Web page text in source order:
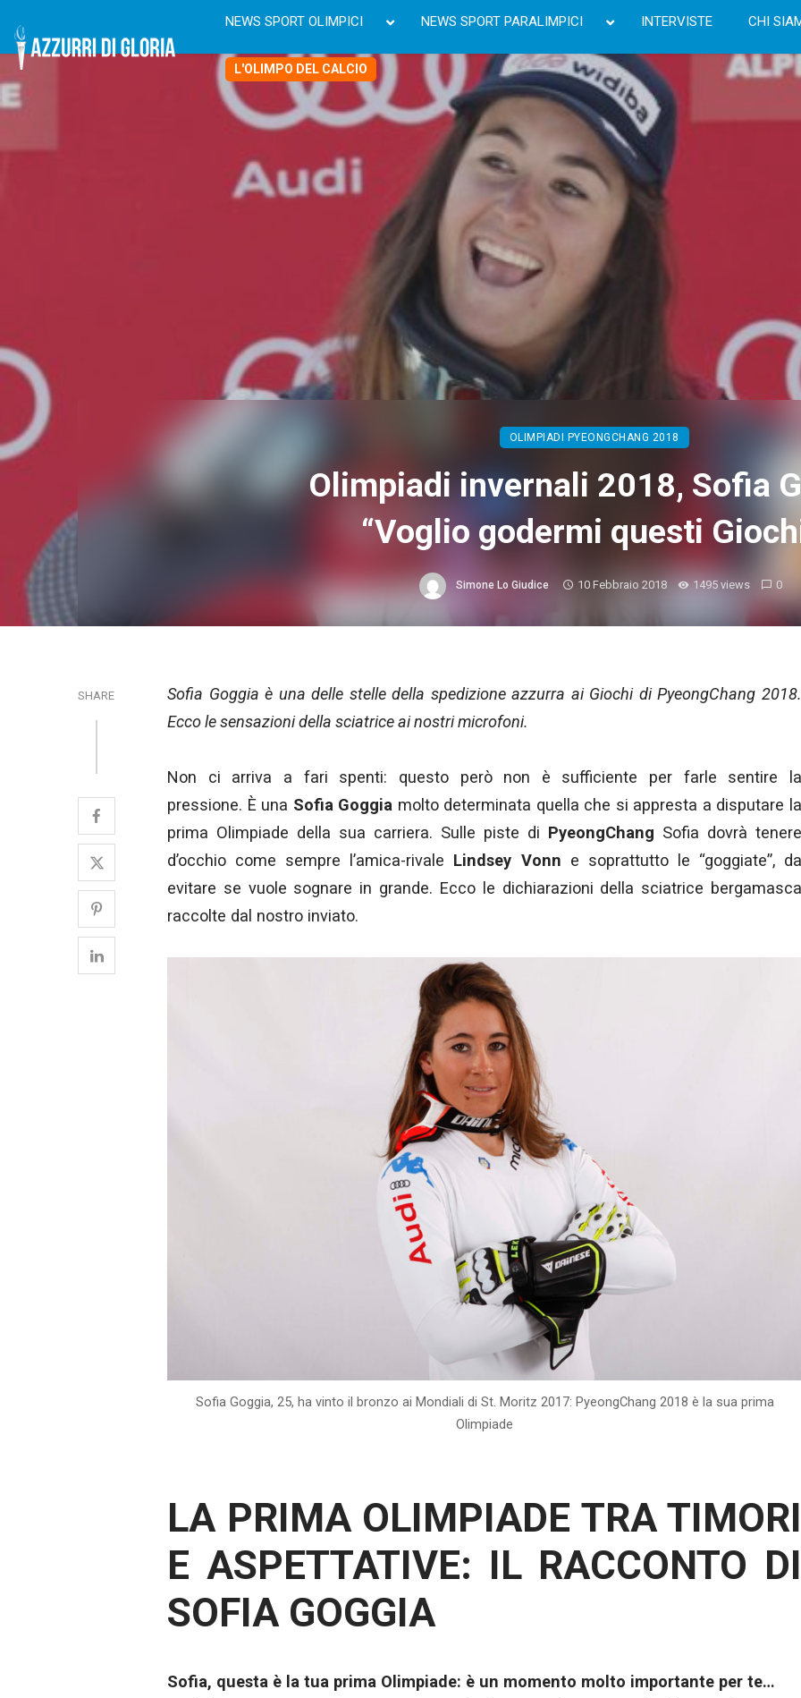
NEWS SPORT OLIMPICI NEWS SPORT PARALIMPICI INTERVISTE CHI
L'OLIMPO DEL CALCIO
OLIMPIADI PYEONGCHANG 2018
Olimpiadi invernali 2018, Sofia
“Voglio godermi questi
Simone Lo Giudice 10 Febbraio 2018 1495 views 0
SHARE
Sofia Goggia è una delle stelle della spedizione azzurra ai Giochi di PyeongChang 2018.
Ecco le sensazioni della sciatrice ai nostri microfoni.
Non ci arriva a fari spenti: questo però non è sufficiente per farle sentire la
pressione. È una Sofia Goggia molto determinata quella che si appresta a disputare
prima Olimpiade della sua carriera. Sulle piste di PyeongChang Sofia dovrà tenere
d’occhio come sempre l’amica-rivale Lindsey Vonn e soprattutto le “goggiate”,
evitare se vuole sognare in grande. Ecco le dichiarazioni della sciatrice bergamasca
raccolte dal nostro inviato.
Sofia Goggia, 25, ha vinto il bronzo ai Mondiali di St. Moritz 2017: PyeongChang 2018 è la sua prima
Olimpiade
LA PRIMA OLIMPIADE TRA TIMORI
E ASPETTATIVE: IL RACCONTO DI
SOFIA GOGGIA
Sofia, questa è la tua prima Olimpiade: è un momento molto importante per te…